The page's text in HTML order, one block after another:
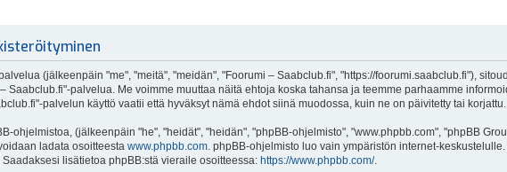
(jälkeenpäin "me", "meitä", "meidän", "Foorumi – Saabclub.fi", "https://foorumi.saabclub.fi"),
Saabclub.fi"-palvelua. Me voimme muuttaa näitä ehtoja koska tahansa ja teemme parhaamme
palvelun käyttö vaatii että hyväksyt nämä ehdot siinä muodossa, kuin ne on päivitetty tai korjattu.
ohjelmistoa, (jälkeenpäin "he", "heidät", "heidän", "phpBB-ohjelmisto", "www.phpbb.com", "phpBB
ladata osoitteesta www.phpbb.com. phpBB-ohjelmisto luo vain ympäristön internet-
lisätietoa phpBB:stä vieraile osoitteessa: https://www.phpbb.com/.